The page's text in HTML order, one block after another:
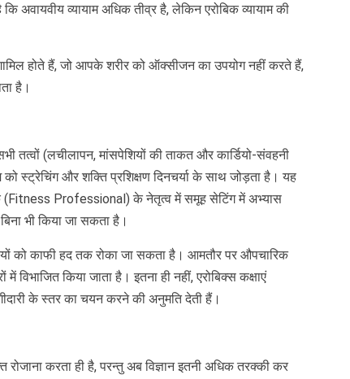
अवायवीय व्यायाम अधिक तीव्र है, लेकिन एरोबिक व्यायाम की
होते हैं, जो आपके शरीर को ऑक्सीजन का उपयोग नहीं करते हैं,
है।
तत्वों (लचीलापन, मांसपेशियों की ताकत और कार्डियो-संवहनी
स्ट्रेचिंग और शक्ति प्रशिक्षण दिनचर्या के साथ जोड़ता है। यह
(Fitness Professional) के नेतृत्व में समूह सेटिंग में अभ्यास
भी किया जा सकता है।
को काफी हद तक रोका जा सकता है। आमतौर पर औपचारिक
विभाजित किया जाता है। इतना ही नहीं, एरोबिक्स कक्षाएं
के स्तर का चयन करने की अनुमति देती हैं।
करता ही है, परन्तु अब विज्ञान इतनी अधिक तरक्की कर